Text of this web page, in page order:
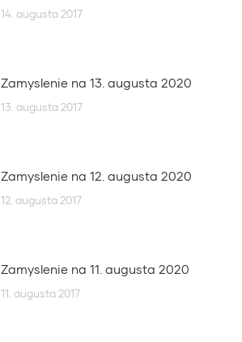
14. augusta 2017
Zamyslenie na 13. augusta 2020
13. augusta 2017
Zamyslenie na 12. augusta 2020
12. augusta 2017
Zamyslenie na 11. augusta 2020
11. augusta 2017